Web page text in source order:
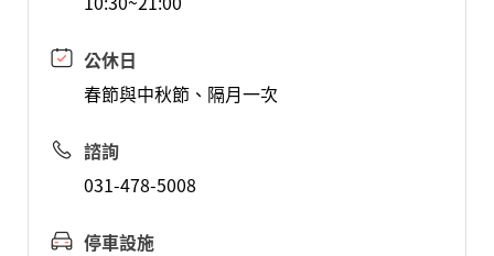
公休日
春節與中秋節、隔月一次
諮詢
031-478-5008
停車設施